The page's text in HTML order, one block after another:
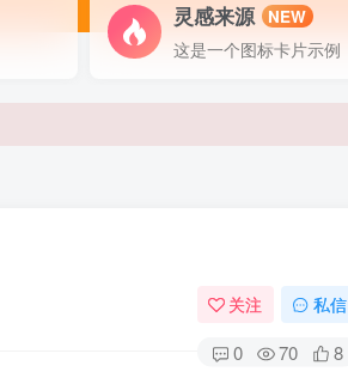
灵感来源 NEW
这是一个图标卡片示例
关注 私信
0 70 8